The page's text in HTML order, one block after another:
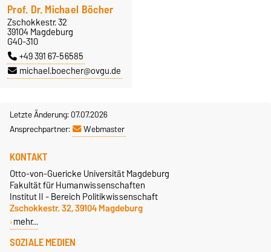
Prof. Dr. Michael Böcher
Zschokkestr. 32
39104 Magdeburg
G40-310
+49 391 67-56585
michael.boecher@ovgu.de
Letzte Änderung: 07.07.2026
Ansprechpartner:
Webmaster
SOZIALE MEDIEN
KONTAKT
Otto-von-Guericke Universität Magdeburg
Fakultät für Humanwissenschaften
Institut II - Bereich Politikwissenschaft
Zschokkestr. 32, 39104 Magdeburg
mehr…